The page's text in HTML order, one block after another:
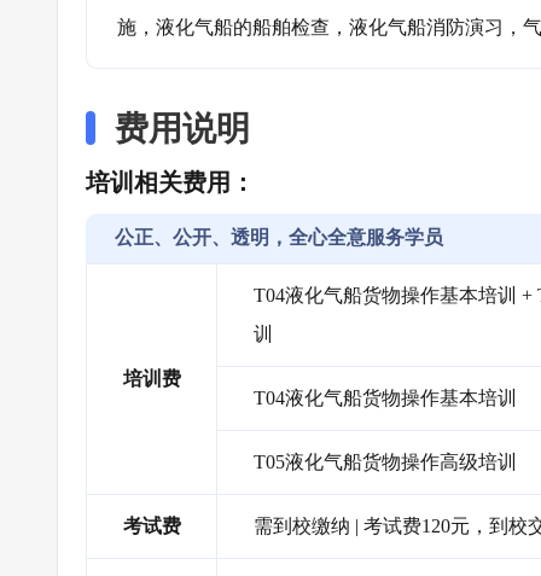
施，液化气船的船舶检查，液化气船消防演习，
费用说明
培训相关费用：
公正、公开、透明，全心全意服务学员
培训费
T04液化气船货物操作基本培训
训
T04液化气船货物操作基本培训
T05液化气船货物操作高级培训
考试费 需到校缴纳 | 考试费120元，到校